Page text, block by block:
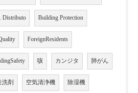
Distributo Building Protection
ForeignResidents
咳 カンジタ 肺がん
洗剤 空気清浄機 除湿機